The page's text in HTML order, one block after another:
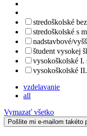
stredoškolské
stredoškolské s
nadstavbové/
študent vysokej
vysokoškolské I.
vysokoškolské
vzdelavanie
all
Vymazať všetko
Pošlite mi e-mailom takéto